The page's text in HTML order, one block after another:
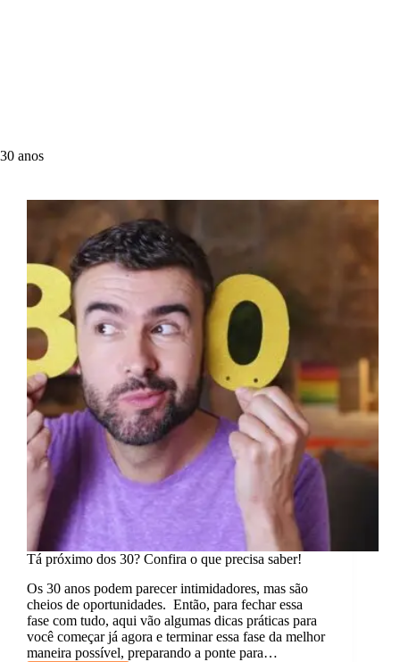
30 anos
Tá próximo dos 30? Confira o que precisa saber!
Os 30 anos podem parecer intimidadores, mas são
cheios de oportunidades. Então, para fechar essa
fase com tudo, aqui vão algumas dicas práticas para
você começar já agora e terminar essa fase da melhor
maneira possível, preparando a ponte para…